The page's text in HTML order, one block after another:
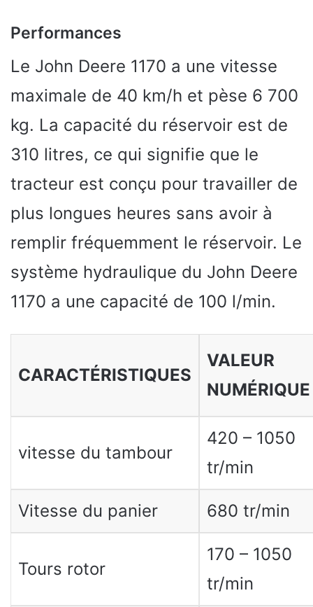
Performances
Le John Deere 1170 a une vitesse
maximale de 40 km/h et pèse 6 700
kg. La capacité du réservoir est de
310 litres, ce qui signifie que le
tracteur est conçu pour travailler de
plus longues heures sans avoir à
remplir fréquemment le réservoir. Le
système hydraulique du John Deere
1170 a une capacité de 100 l/min.
CARACTÉRISTIQUES
VALEUR
NUMÉRIQUE
vitesse du tambour
420 – 1050
tr/min
Vitesse du panier 680 tr/min
Tours rotor
170 – 1050
tr/min